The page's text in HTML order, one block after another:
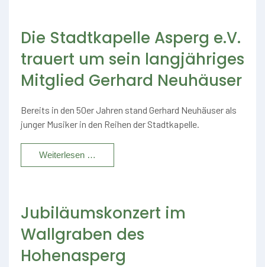
Die Stadtkapelle Asperg e.V.
trauert um sein langjähriges
Mitglied Gerhard Neuhäuser
Bereits in den 50er Jahren stand Gerhard Neuhäuser als
junger Musiker in den Reihen der Stadtkapelle.
Weiterlesen …
Jubiläumskonzert im
Wallgraben des
Hohenasperg